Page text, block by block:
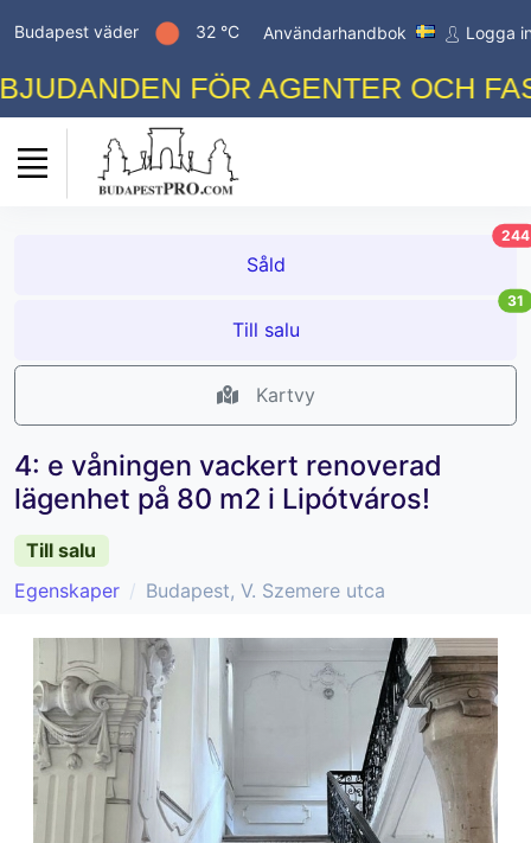
Budapest väder 32 °C Användarhandbok Logga
FÖR AGENTER OCH
Såld
244
Till salu
31
Kartvy
4: e våningen vackert renoverad
lägenhet på 80 m2 i Lipótváros!
Till salu
Egenskaper
Budapest, V. Szemere utca